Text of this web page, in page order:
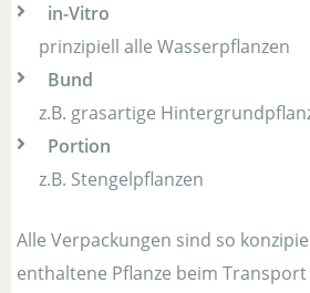
in-Vitro
prinzipiell alle Wasserpflanzen
Bund
z.B. grasartige
Portion
z.B. Stengelpflanzen
Alle Verpackungen sind so
enthaltene Pflanze beim